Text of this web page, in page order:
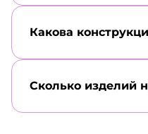
Какова
Сколько изделий